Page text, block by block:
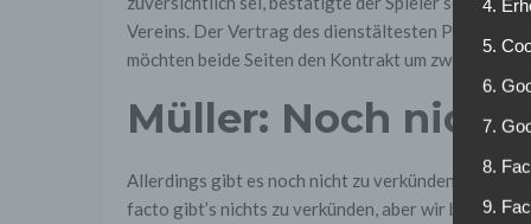
Vereins. Der Vertrag des dienstältesten Profis der
möchten beide Seiten den Kontrakt um zwei Jahre
Müller: Noch
Allerdings gibt es noch nicht zu verkünden, wie der
facto gibt’s nichts zu verkünden, aber wir befinden
4.
5.
6.
7.
8.
9.